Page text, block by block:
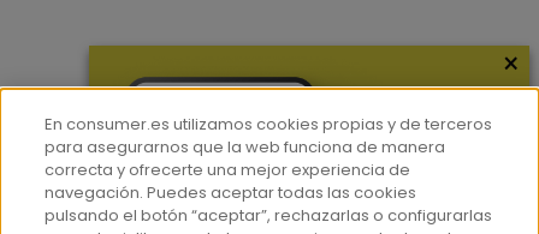
Hemeroteca
Contacto
Prensa
×
En consumer.es utilizamos cookies propias y de terceros
para asegurarnos que la web funciona de manera
correcta y ofrecerte una mejor experiencia de
navegación. Puedes aceptar todas las cookies
pulsando el botón “aceptar”, rechazarlas o configurarlas